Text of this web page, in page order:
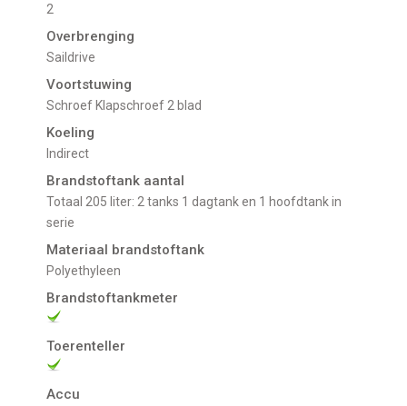
2
Overbrenging
Saildrive
Voortstuwing
schroef Klapschroef 2 blad
Koeling
indirect
Brandstoftank aantal
Totaal 205 liter: 2 tanks 1 dagtank en 1 hoofdtank in
serie
Materiaal brandstoftank
Polyethyleen
Brandstoftankmeter
Toerenteller
Accu